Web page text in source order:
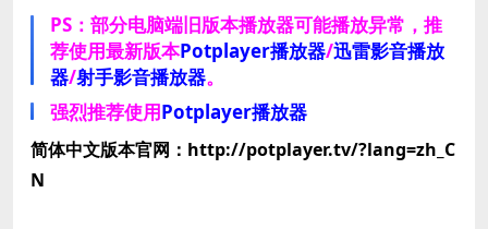
PS：部分电脑端旧版本播放器可能播放异常，推
荐使用最新版本Potplayer播放器/迅雷影音播放
器/射手影音播放器。
强烈推荐使用Potplayer播放器
简体中文版本官网：http://potplayer.tv/?lang=zh_C
N